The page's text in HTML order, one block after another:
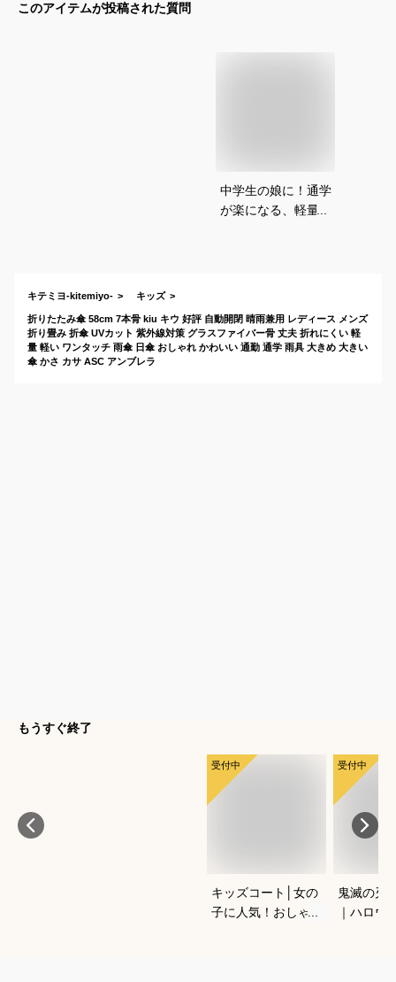
このアイテムが投稿された質問
中学生の娘に！通学
が楽になる、軽量コ
キテミヨ-kitemiyo- キッズ
折りたたみ傘 58cm 7本骨 kiu キウ 好評 自動開閉 晴雨兼用 レディース メンズ
折り畳み 折傘 UVカット 紫外線対策 グラスファイバー骨 丈夫 折れにくい 軽
量 軽い ワンタッチ 雨傘 日傘 おしゃれ かわいい 通勤 通学 雨具 大きめ 大きい
傘 かさ カサ ASC アンブレラ
もうすぐ終了
受付中
キッズコート│女の
子に人気！おしゃれ
受付中
鬼滅の刃
｜ハロウ